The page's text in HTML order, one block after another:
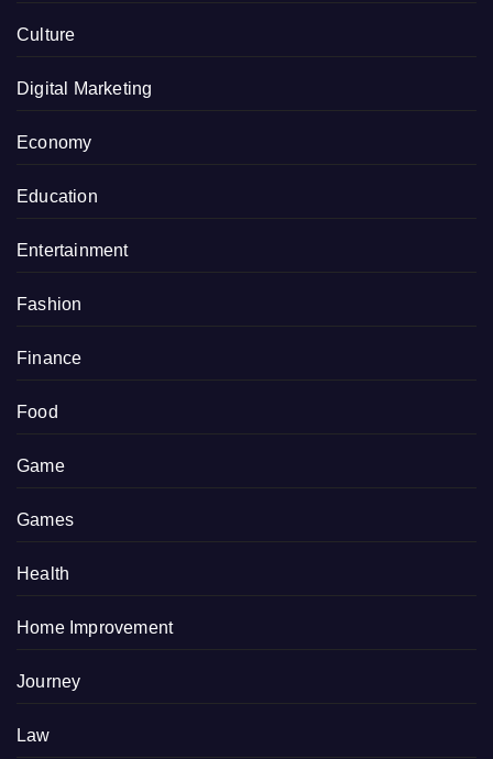
Culture
Digital Marketing
Economy
Education
Entertainment
Fashion
Finance
Food
Game
Games
Health
Home Improvement
Journey
Law